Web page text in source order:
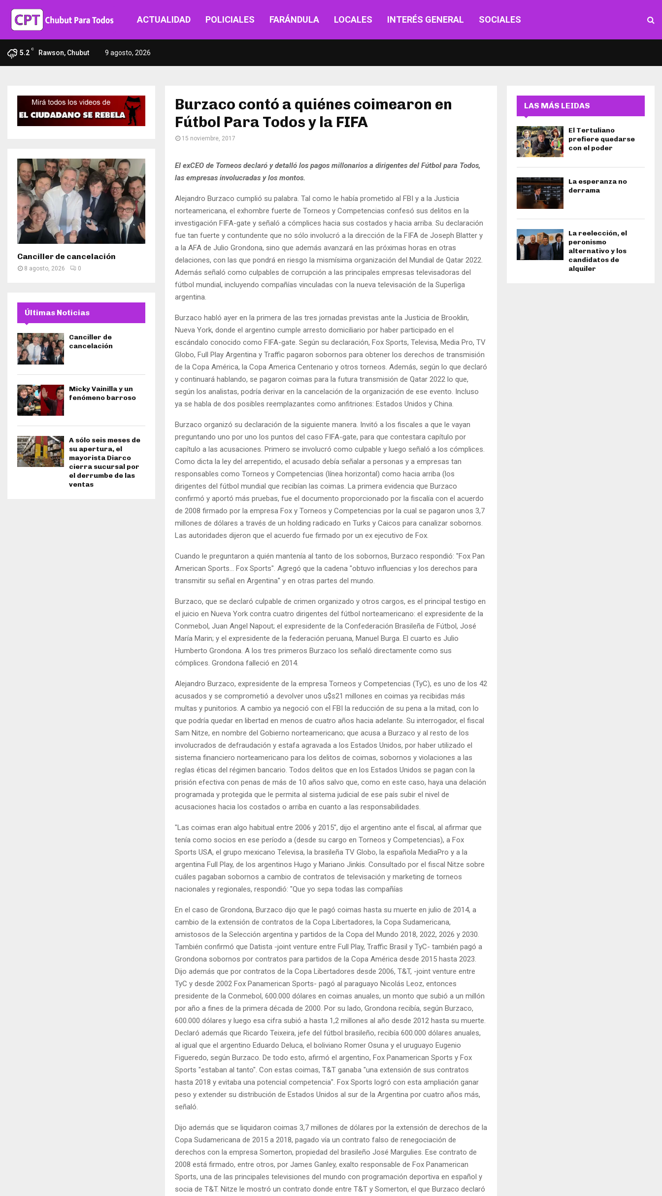
ACTUALIDAD POLICIALES FARÁNDULA LOCALES INTERÉS GENERAL SOCIALES
5.2 C Rawson, Chubut 9 agosto, 2026
Burzaco contó a quiénes coimearon en
Fútbol Para Todos y la FIFA
15 noviembre, 2017
El exCEO de Torneos declaró y detalló los pagos millonarios a dirigentes del Fútbol para Todos,
las empresas involucradas y los montos.
Alejandro Burzaco cumplió su palabra. Tal como le había prometido al FBI y a la Justicia
norteamericana, el exhombre fuerte de Torneos y Competencias confesó sus delitos en la
investigación FIFA-gate y señaló a cómplices hacia sus costados y hacia arriba. Su declaración
fue tan fuerte y contundente que no sólo involucró a la dirección de la FIFA de Joseph Blatter y
a la AFA de Julio Grondona, sino que además avanzará en las próximas horas en otras
delaciones, con las que pondrá en riesgo la mismísima organización del Mundial de Qatar 2022.
Además señaló como culpables de corrupción a las principales empresas televisadoras del
fútbol mundial, incluyendo compañías vinculadas con la nueva televisación de la Superliga
argentina.
Burzaco habló ayer en la primera de las tres jornadas previstas ante la Justicia de Brooklin,
Nueva York, donde el argentino cumple arresto domiciliario por haber participado en el
escándalo conocido como FIFA-gate. Según su declaración, Fox Sports, Televisa, Media Pro, TV
Globo, Full Play Argentina y Traffic pagaron sobornos para obtener los derechos de transmisión
de la Copa América, la Copa America Centenario y otros torneos. Además, según lo que declaró
y continuará hablando, se pagaron coimas para la futura transmisión de Qatar 2022 lo que,
según los analistas, podría derivar en la cancelación de la organización de ese evento. Incluso
ya se habla de dos posibles reemplazantes como anfitriones: Estados Unidos y China.
Burzaco organizó su declaración de la siguiente manera. Invitó a los fiscales a que le vayan
preguntando uno por uno los puntos del caso FIFA-gate, para que contestara capítulo por
capítulo a las acusaciones. Primero se involucró como culpable y luego señaló a los cómplices.
Como dicta la ley del arrepentido, el acusado debía señalar a personas y a empresas tan
responsables como Torneos y Competencias (línea horizontal) como hacia arriba (los
dirigentes del fútbol mundial que recibían las coimas. La primera evidencia que Burzaco
confirmó y aportó más pruebas, fue el documento proporcionado por la fiscalía con el acuerdo
de 2008 firmado por la empresa Fox y Torneos y Competencias por la cual se pagaron unos 3,7
millones de dólares a través de un holding radicado en Turks y Caicos para canalizar sobornos.
Las autoridades dijeron que el acuerdo fue firmado por un ex ejecutivo de Fox.
Cuando le preguntaron a quién mantenía al tanto de los sobornos, Burzaco respondió: "Fox Pan
American Sports... Fox Sports". Agregó que la cadena "obtuvo influencias y los derechos para
transmitir su señal en Argentina" y en otras partes del mundo.
Burzaco, que se declaró culpable de crimen organizado y otros cargos, es el principal testigo en
el juicio en Nueva York contra cuatro dirigentes del fútbol norteamericano: el expresidente de la
Conmebol, Juan Angel Napout; el expresidente de la Confederación Brasileña de Fútbol, José
María Marin; y el expresidente de la federación peruana, Manuel Burga. El cuarto es Julio
Humberto Grondona. A los tres primeros Burzaco los señaló directamente como sus
cómplices. Grondona falleció en 2014.
Alejandro Burzaco, expresidente de la empresa Torneos y Competencias (TyC), es uno de los 42
acusados y se comprometió a devolver unos u$s21 millones en coimas ya recibidas más
multas y punitorios. A cambio ya negoció con el FBI la reducción de su pena a la mitad, con lo
que podría quedar en libertad en menos de cuatro años hacia adelante. Su interrogador, el fiscal
Sam Nitze, en nombre del Gobierno norteamericano; que acusa a Burzaco y al resto de los
involucrados de defraudación y estafa agravada a los Estados Unidos, por haber utilizado el
sistema financiero norteamericano para los delitos de coimas, sobornos y violaciones a las
reglas éticas del régimen bancario. Todos delitos que en los Estados Unidos se pagan con la
prisión efectiva con penas de más de 10 años salvo que, como en este caso, haya una delación
programada y protegida que le permita al sistema judicial de ese país subir el nivel de
acusaciones hacia los costados o arriba en cuanto a las responsabilidades.
"Las coimas eran algo habitual entre 2006 y 2015", dijo el argentino ante el fiscal, al afirmar que
tenía como socios en ese período a (desde su cargo en Torneos y Competencias), a Fox
Sports USA, el grupo mexicano Televisa, la brasileña TV Globo, la española MediaPro y a la
argentina Full Play, de los argentinos Hugo y Mariano Jinkis. Consultado por el fiscal Nitze sobre
cuáles pagaban sobornos a cambio de contratos de televisación y marketing de torneos
nacionales y regionales, respondió: "Que yo sepa todas las compañías
En el caso de Grondona, Burzaco dijo que le pagó coimas hasta su muerte en julio de 2014, a
cambio de la extensión de contratos de la Copa Libertadores, la Copa Sudamericana,
amistosos de la Selección argentina y partidos de la Copa del Mundo 2018, 2022, 2026 y 2030.
También confirmó que Datista -joint venture entre Full Play, Traffic Brasil y TyC- también pagó a
Grondona sobornos por contratos para partidos de la Copa América desde 2015 hasta 2023.
Dijo además que por contratos de la Copa Libertadores desde 2006, T&T, -joint venture entre
TyC y desde 2002 Fox Panamerican Sports- pagó al paraguayo Nicolás Leoz, entonces
presidente de la Conmebol, 600.000 dólares en coimas anuales, un monto que subió a un millón
por año a fines de la primera década de 2000. Por su lado, Grondona recibía, según Burzaco,
600.000 dólares y luego esa cifra subió a hasta 1,2 millones al año desde 2012 hasta su muerte.
Declaró además que Ricardo Teixeira, jefe del fútbol brasileño, recibía 600.000 dólares anuales,
al igual que el argentino Eduardo Deluca, el boliviano Romer Osuna y el uruguayo Eugenio
Figueredo, según Burzaco. De todo esto, afirmó el argentino, Fox Panamerican Sports y Fox
Sports "estaban al tanto". Con estas coimas, T&T ganaba "una extensión de sus contratos
hasta 2018 y evitaba una potencial competencia". Fox Sports logró con esta ampliación ganar
peso y extender su distribución de Estados Unidos al sur de la Argentina por cuatro años más,
señaló.
Dijo además que se liquidaron coimas 3,7 millones de dólares por la extensión de derechos de la
Copa Sudamericana de 2015 a 2018, pagado vía un contrato falso de renegociación de
derechos con la empresa Somerton, propiedad del brasileño José Margulies. Ese contrato de
2008 está firmado, entre otros, por James Ganley, exalto responsable de Fox Panamerican
Sports, una de las principales televisiones del mundo con programación deportiva en español y
socia de T&T. Nitze le mostró un contrato donde entre T&T y Somerton, el que Burzaco declaró
Canciller de cancelación
8 agosto, 2026 0
Últimas Noticias
Canciller de
cancelación
Micky Vainilla y un
fenómeno barroso
A sólo seis meses de
su apertura, el
mayorista Diarco
cierra sucursal por
el derrumbe de las
ventas
LAS MÁS LEIDAS
El Tertuliano
prefiere quedarse
con el poder
La esperanza no
derrama
La reelección, el
peronismo
alternativo y los
candidatos de
alquiler